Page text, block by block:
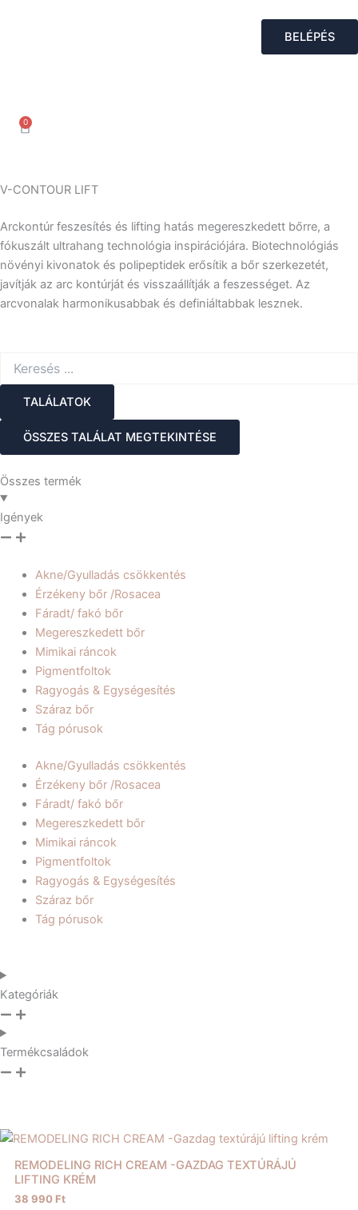
BELÉPÉS
0
Kosár
V-CONTOUR LIFT
Arckontúr feszesítés és lifting hatás megereszkedett bőrre, a
fókuszált ultrahang technológia inspirációjára. Biotechnológiás
növényi kivonatok és polipeptidek erősítik a bőr szerkezetét,
javítják az arc kontúrját és visszaállítják a feszességet. Az
arcvonalak harmonikusabbak és definiáltabbak lesznek.
TALÁLATOK
ÖSSZES TALÁLAT MEGTEKINTÉSE
Összes termék
Igények
Akne/Gyulladás csökkentés
Érzékeny bőr /Rosacea
Fáradt/ fakó bőr
Megereszkedett bőr
Mimikai ráncok
Pigmentfoltok
Ragyogás & Egységesítés
Száraz bőr
Tág pórusok
Akne/Gyulladás csökkentés
Érzékeny bőr /Rosacea
Fáradt/ fakó bőr
Megereszkedett bőr
Mimikai ráncok
Pigmentfoltok
Ragyogás & Egységesítés
Száraz bőr
Tág pórusok
Kategóriák
Termékcsaládok
REMODELING RICH CREAM -GAZDAG TEXTÚRÁJÚ
LIFTING KRÉM
38 990 Ft